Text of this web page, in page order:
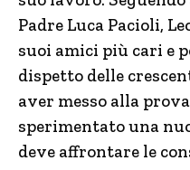
Padre Luca Pacioli,
suoi amici più cari e
dispetto delle
aver messo alla
sperimentato una
deve affrontare le